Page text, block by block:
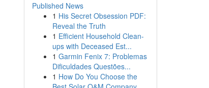
Published News
1 His Secret Obsession PDF:
Reveal the Truth
1 Efficient Household Clean-
ups with Deceased Est...
1 Garmin Fenix 7: Problemas
Dificuldades Questões...
1 How Do You Choose the